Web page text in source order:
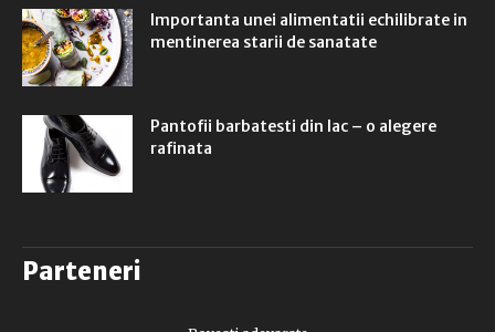
Importanta unei alimentatii echilibrate in
mentinerea starii de sanatate
Pantofii barbatesti din lac – o alegere
rafinata
Parteneri